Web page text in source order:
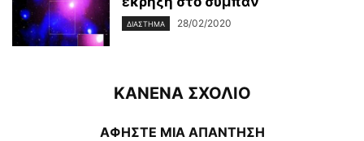
ΔΙΆΣΤΗΜΑ 28/02/2020
ΚΑΝΕΝΑ ΣΧΟΛΙΟ
ΑΦΗΣΤΕ ΜΙΑ ΑΠΑΝΤΗΣΗ